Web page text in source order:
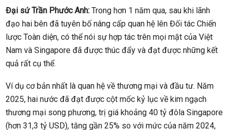
Đại sứ Trần Phước Anh: Trong hơn 1 năm qua, sau khi lãnh
đạo hai bên đã tuyên bố nâng cấp quan hệ lên Đối tác Chiến
lược Toàn diện, có thể nói sự hợp tác trên mọi mặt của Việt
Nam và Singapore đã được thúc đẩy và đạt được những kết
quả rất cụ thể.
Ví dụ cơ bản nhất là quan hệ về thương mại và đầu tư. Năm
2025, hai nước đã đạt được cột mốc kỷ lục về kim ngạch
thương mại song phương, trị giá khoảng 40 tỷ đôla Singapore
(hơn 31,3 tỷ USD), tăng gần 25% so với mức của năm 2024,